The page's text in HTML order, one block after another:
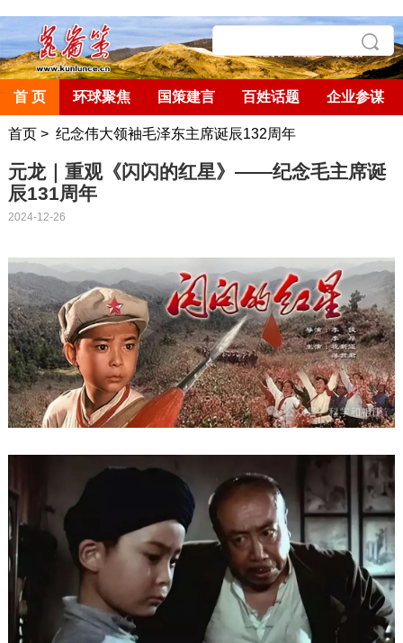
首 页 环球聚焦 国策建言 百姓话题 企业参谋
首页> 纪念伟大领袖毛泽东主席诞辰132周年
元龙｜重观《闪闪的红星》——纪念毛主席诞
辰131周年
2024-12-26